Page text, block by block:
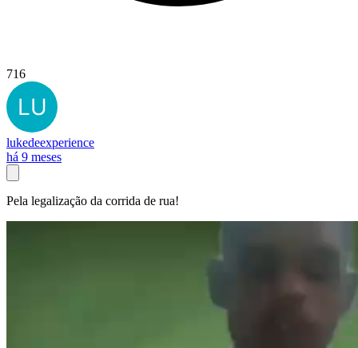
716
lukedeexperience
há 9 meses
Pela legalização da corrida de rua!